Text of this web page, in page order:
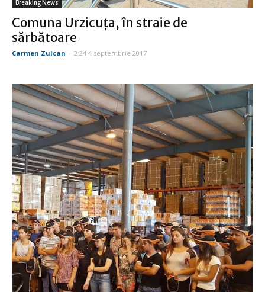
Breaking News
Comuna Urzicuţa, în straie de
sărbătoare
Carmen Zuican - 2:24 4 septembrie 2017